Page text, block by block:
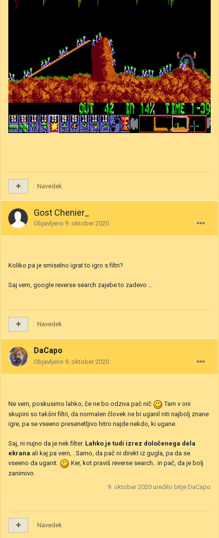
Navedek
Gost Chenier_
Objavljeno 9. oktober 2020
Koliko pa je smiselno igrat to igro s filtri?
Saj vem, google reverse search zajebe to zadevo ...
Navedek
DaCapo
Objavljeno 9. oktober 2020
Ne vem, poskusimo lahko, če ne bo odziva pač nič
Tam v oni
skupini so takšni filtri, da normalen človek ne bi uganil niti najbolj znane
igre, pa se vseeno presenetljivo hitro najde nekdo, ki ugane.
Saj, ni nujno da je nek filter. Lahko je tudi izrez določenega dela
ekrana ali kaj pa vem, . Samo, da pač ni direkt iz gugla, pa da se
vseeno da uganit.
Ker, kot praviš reverse search.. in pač, da je bolj
zanimivo.
9. oktober 2020 uredilo bitje DaCapo
Navedek